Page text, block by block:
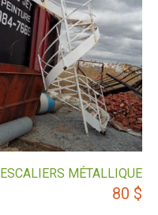
ESCALIERS MÉTALLIQUE
80 $